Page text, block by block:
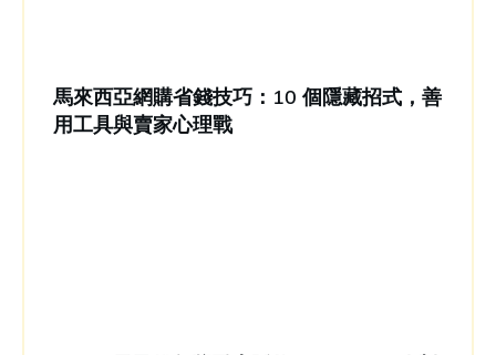
馬來西亞網購省錢技巧：10 個隱藏招式，善
用工具與賣家心理戰